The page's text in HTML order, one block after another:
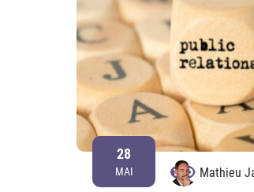
28
MAI Mathieu